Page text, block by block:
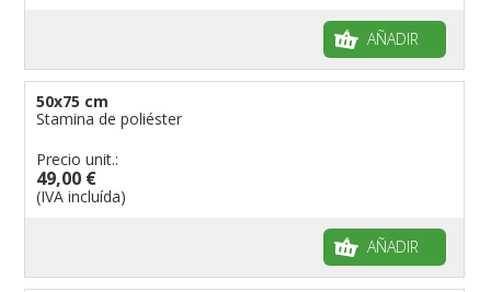
AÑADIR
50x75 cm
Stamina de poliéster
Precio unit.:
49,00 €
(IVA incluída)
AÑADIR